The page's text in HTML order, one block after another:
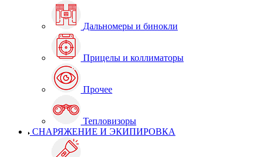
Дальномеры и бинокли
Прицелы и коллиматоры
Прочее
Тепловизоры
СНАРЯЖЕНИЕ И ЭКИПИРОВКА